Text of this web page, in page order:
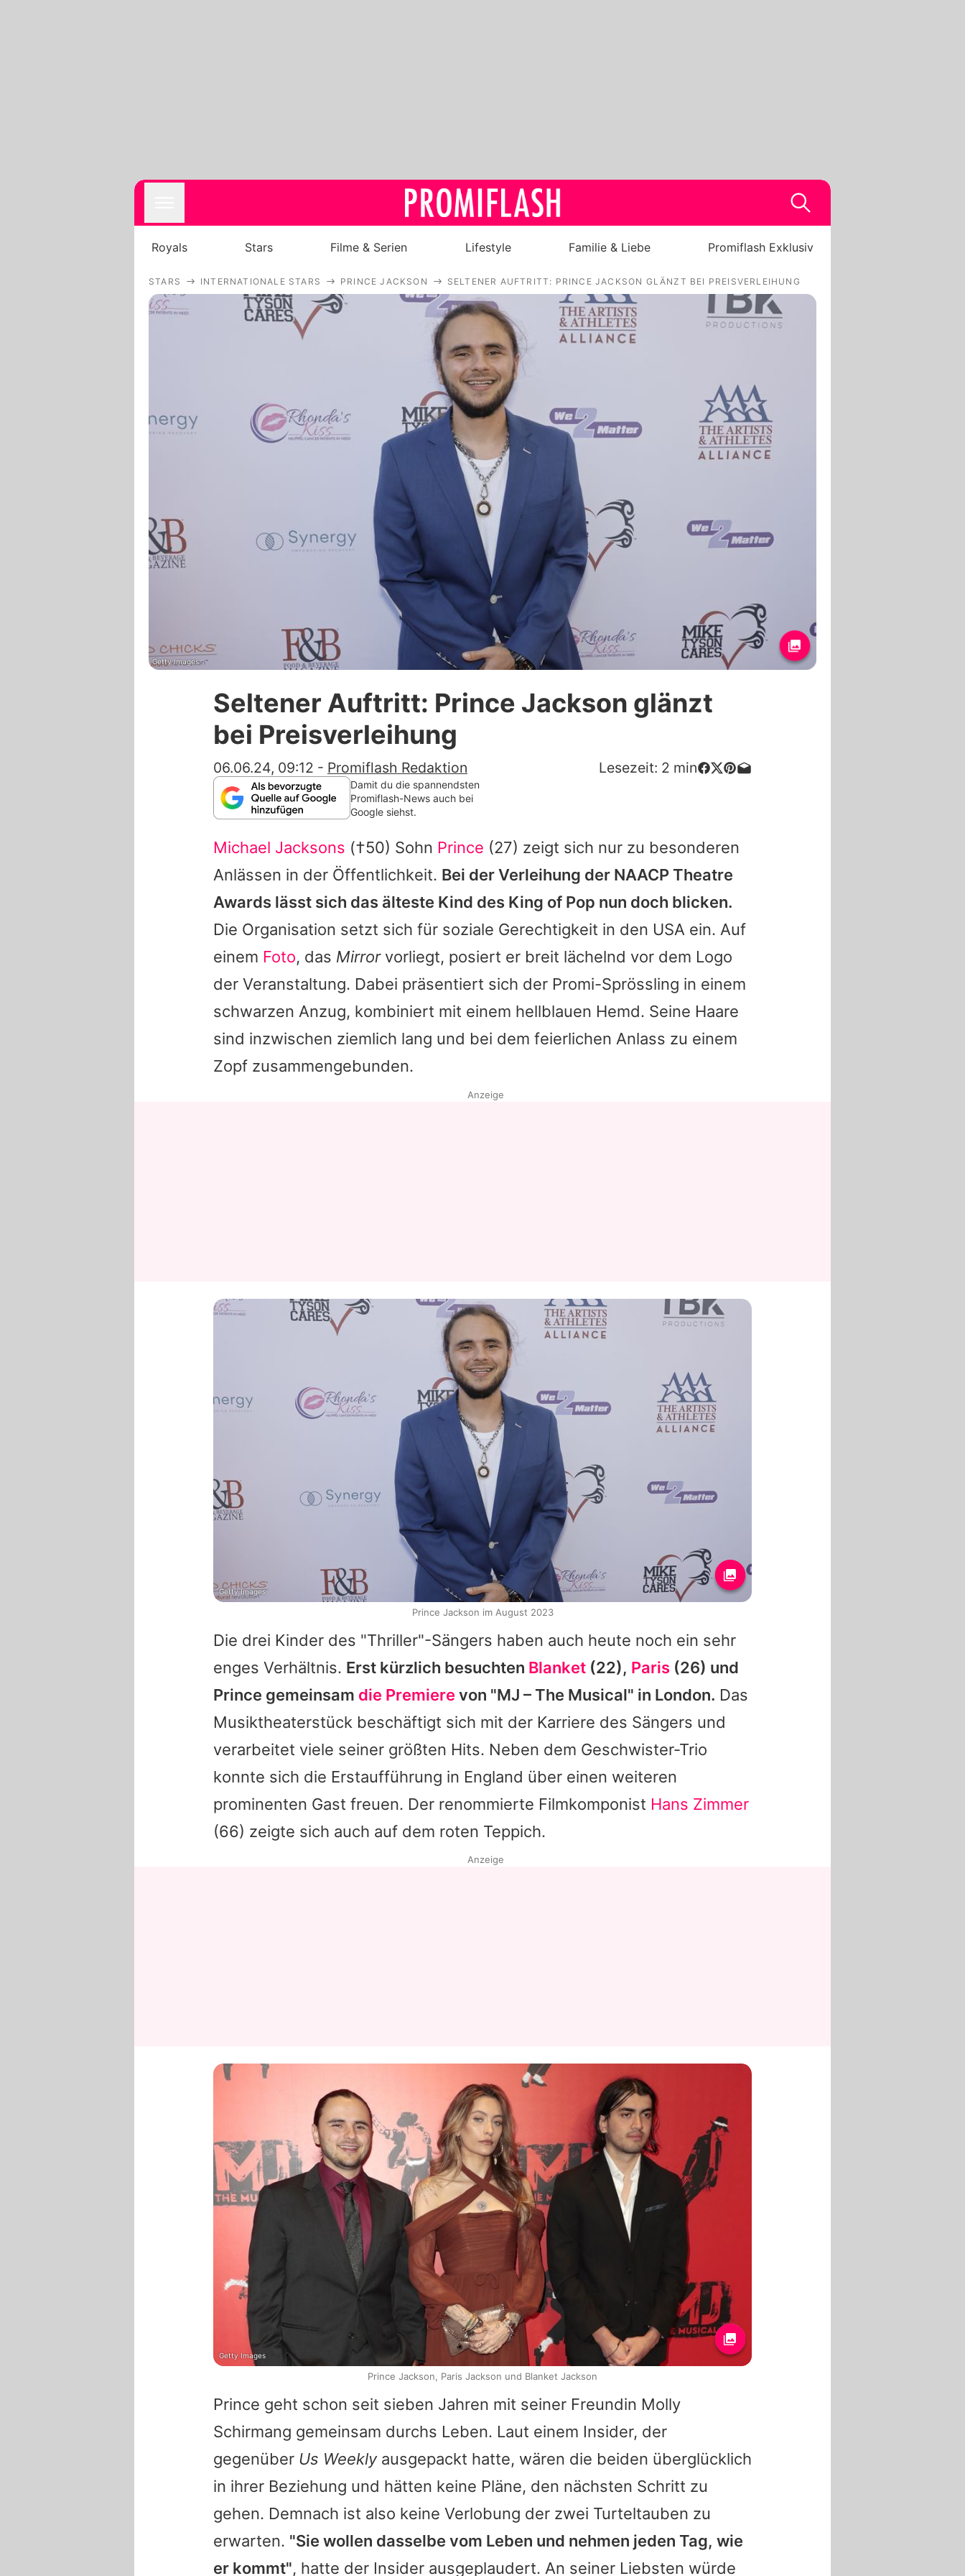
Royals
Stars
Filme & Serien
Lifestyle
Familie & Liebe
Promiflash Exklusiv
Alle Themen auf Promiflash
Jobs
App runterladen
Team
Redaktionelle Richtlinien
Impressum
Datenschutzerklärung
Nutzungsbedingungen
Utiq verwalten
Royals Stars Filme & Serien Lifestyle Familie & Liebe Promiflash Exklusiv
STARS INTERNATIONALE STARS PRINCE JACKSON SELTENER AUFTRITT: PRINCE JACKSON GLÄNZT BEI PREISVERLEIHUNG
Getty Images
Seltener Auftritt: Prince Jackson glänzt
bei Preisverleihung
06.06.24, 09:12 - Promiflash Redaktion Lesezeit: 2 min
Damit du die spannendsten
Promiflash-News auch bei
Google siehst.
Michael Jacksons (†50) Sohn Prince (27) zeigt sich nur zu besonderen
Anlässen in der Öffentlichkeit. Bei der Verleihung der NAACP Theatre
Awards lässt sich das älteste Kind des King of Pop nun doch blicken.
Die Organisation setzt sich für soziale Gerechtigkeit in den USA ein. Auf
einem Foto, das Mirrorvorliegt, posiert er breit lächelnd vor dem Logo
der Veranstaltung. Dabei präsentiert sich der Promi-Sprössling in einem
schwarzen Anzug, kombiniert mit einem hellblauen Hemd. Seine Haare
sind inzwischen ziemlich lang und bei dem feierlichen Anlass zu einem
Zopf zusammengebunden.
Die drei Kinder des "Thriller"-Sängers haben auch heute noch ein sehr
enges Verhältnis. Erst kürzlich besuchten Blanket (22), Paris (26) und
Prince gemeinsam die Premiere von "MJ – The Musical" in London. Das
Musiktheaterstück beschäftigt sich mit der Karriere des Sängers und
verarbeitet viele seiner größten Hits. Neben dem Geschwister-Trio
konnte sich die Erstaufführung in England über einen weiteren
prominenten Gast freuen. Der renommierte Filmkomponist Hans Zimmer
(66) zeigte sich auch auf dem roten Teppich.
Prince geht schon seit sieben Jahren mit seiner Freundin Molly
Schirmang gemeinsam durchs Leben. Laut einem Insider, der
gegenüber Us Weeklyausgepackt hatte, wären die beiden überglücklich
in ihrer Beziehung und hätten keine Pläne, den nächsten Schritt zu
gehen. Demnach ist also keine Verlobung der zwei Turteltauben zu
erwarten. "Sie wollen dasselbe vom Leben und nehmen jeden Tag, wie
er kommt", hatte der Insider ausgeplaudert. An seiner Liebsten würde
Anzeige
Getty Images
Prince Jackson im August 2023
Anzeige
Getty Images
Prince Jackson, Paris Jackson und Blanket Jackson